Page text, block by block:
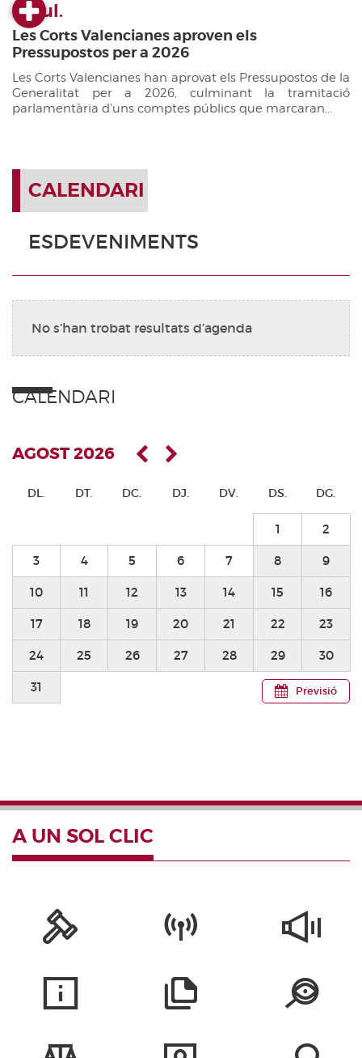
22 jul.
Les Corts Valencianes aproven els
Pressupostos per a 2026
Les Corts Valencianes han aprovat els Pressupostos de la
Generalitat per a 2026, culminant la tramitació
parlamentària d'uns comptes públics que marcaran...
CALENDARI
ESDEVENIMENTS
No s’han trobat resultats d’agenda
CALENDARI
Previsió
AGOST 2026
DL. DT. DC. DJ. DV. DS. DG.
1 2
3 4 5 6 7 8 9
10 11 12 13 14 15 16
17 18 19 20 21 22 23
24 25 26 27 28 29 30
31
A UN SOL CLIC